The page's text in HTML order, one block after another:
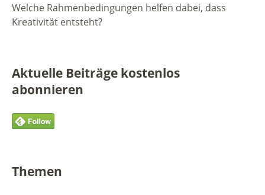
Welche Rahmenbedingungen helfen dabei, dass
Kreativität entsteht?
Aktuelle Beiträge kostenlos
abonnieren
Themen